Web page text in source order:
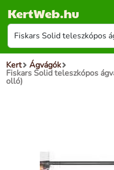
KertWeb.hu
Kert Ágvágók
Fiskars Solid teleszkópos
olló)